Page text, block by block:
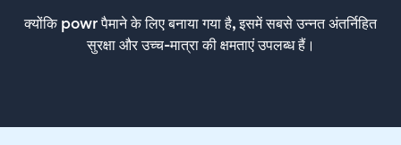
क्योंकि powr पैमाने के लिए बनाया गया है, इसमें सबसे उन्नत अंतर्निहित
सुरक्षा और उच्च-मात्रा की क्षमताएं उपलब्ध हैं।